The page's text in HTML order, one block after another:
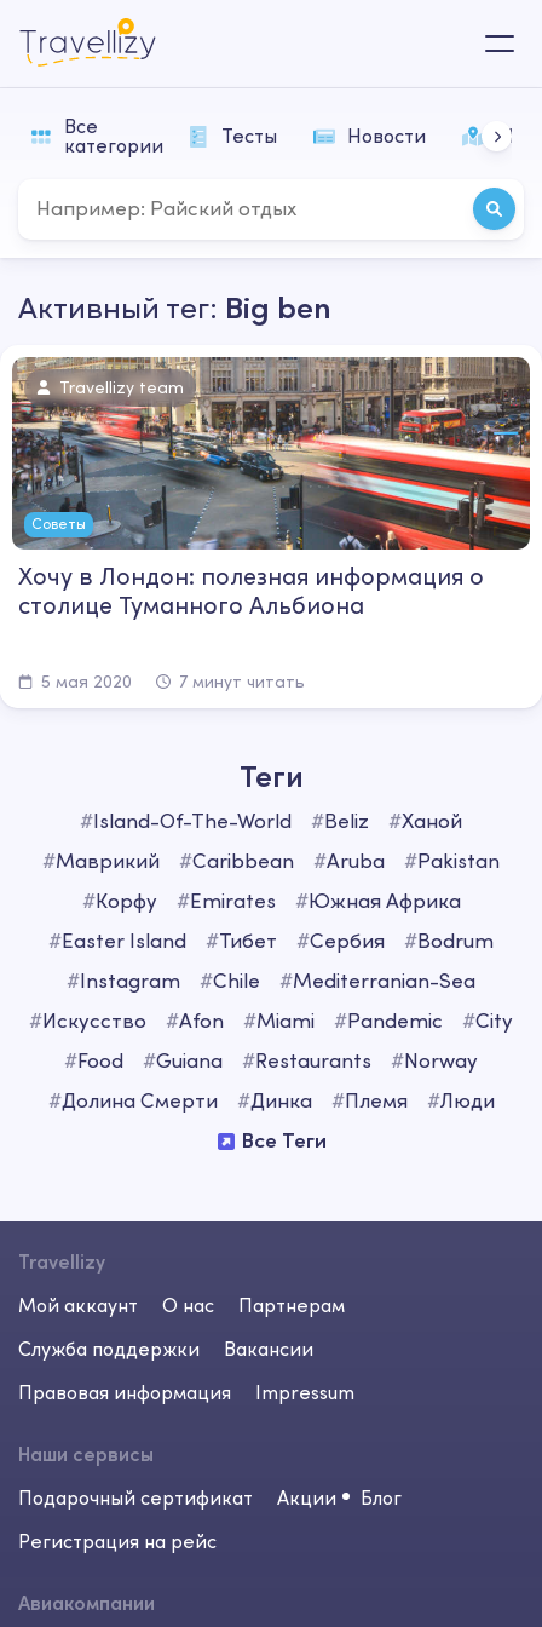
Все
категории
Тесты Новости
Активный тег: Big ben
Travellizy team
Советы
Хочу в Лондон: полезная информация о
столице Туманного Альбиона
5 мая 2020 7 минут читать
Теги
#Island-Of-The-World #Beliz #Ханой
#Маврикий #Caribbean #Aruba #Pakistan
#Корфу #Emirates #Южная Африка
#Easter Island #Тибет #Сербия #Bodrum
#Instagram #Chile #Mediterranian-Sea
#Искусство #Afon #Miami #Pandemic #City
#Food #Guiana #Restaurants #Norway
#Долина Смерти #Динка #Племя #Люди
Все Теги
Travellizy
Мой аккаунт
О нас
Партнерам
Служба поддержки
Вакансии
Правовая информация
Impressum
Наши сервисы
Подарочный сертификат
Акции
Блог
Регистрация на рейс
Авиакомпании